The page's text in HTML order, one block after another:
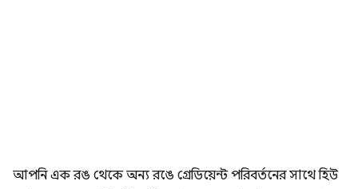
আপনি এক রঙ থেকে অন্য রঙে গ্রেডিয়েন্ট পরিবর্তনের সাথে হিউ